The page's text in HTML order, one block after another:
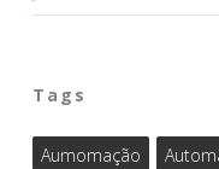
Tags
Aumomação